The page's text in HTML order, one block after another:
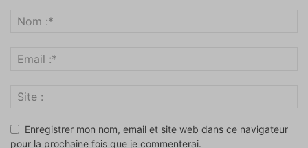
Enregistrer mon nom, email et site web dans ce navigateur
pour la prochaine fois que je commenterai.